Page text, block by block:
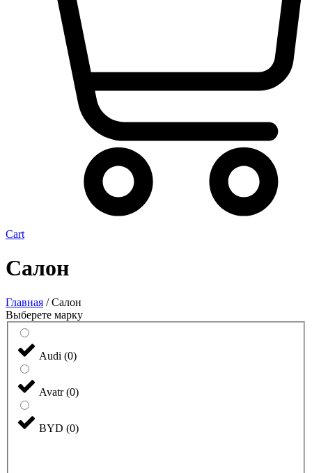
Cart
Салон
Главная / Салон
Выберете марку
Audi (0)
Avatr (0)
BYD (0)